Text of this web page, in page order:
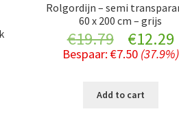
Rolgordijn – semi
60 x 200 cm – grijs
€19.79
Original
price
was:
€12.29
Bespaar: €7.50 (37.9%)
Add to cart